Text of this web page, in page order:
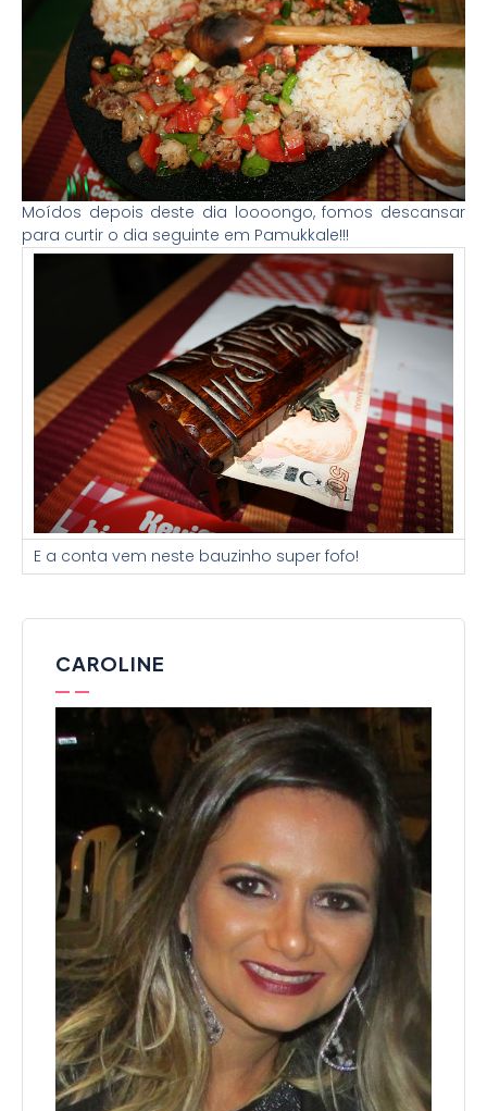
Moídos depois deste dia loooongo, fomos descansar
para curtir o dia seguinte em Pamukkale!!!
E a conta vem neste bauzinho super fofo!
CAROLINE